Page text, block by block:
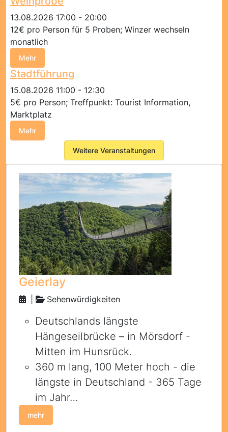
13.08.2026 17:00 - 20:00
12€ pro Person für 5 Proben; Winzer wechseln
monatlich
Mehr
Stadtführung
15.08.2026 11:00 - 12:30
5€ pro Person; Treffpunkt: Tourist Information,
Marktplatz
Mehr
Weitere Veranstaltungen
Geierlay
Sehenwürdigkeiten
Deutschlands längste
Hängeseilbrücke – in Mörsdorf -
Mitten im Hunsrück.
360 m lang, 100 Meter hoch - die
längste in Deutschland - 365 Tage
im Jahr…
mehr